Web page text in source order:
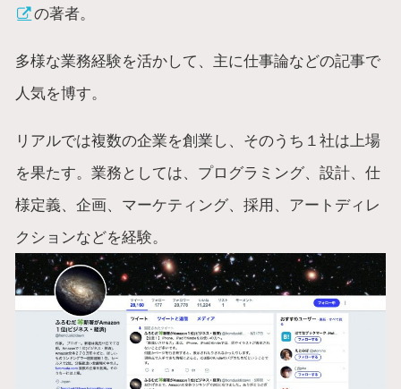
の著者。
多様な業務経験を活かして、主に仕事論などの記事で
人気を博す。
リアルでは複数の企業を創業し、そのうち１社は上場
を果たす。業務としては、プログラミング、設計、仕
様定義、企画、マーケティング、採用、アートディレ
クションなどを経験。